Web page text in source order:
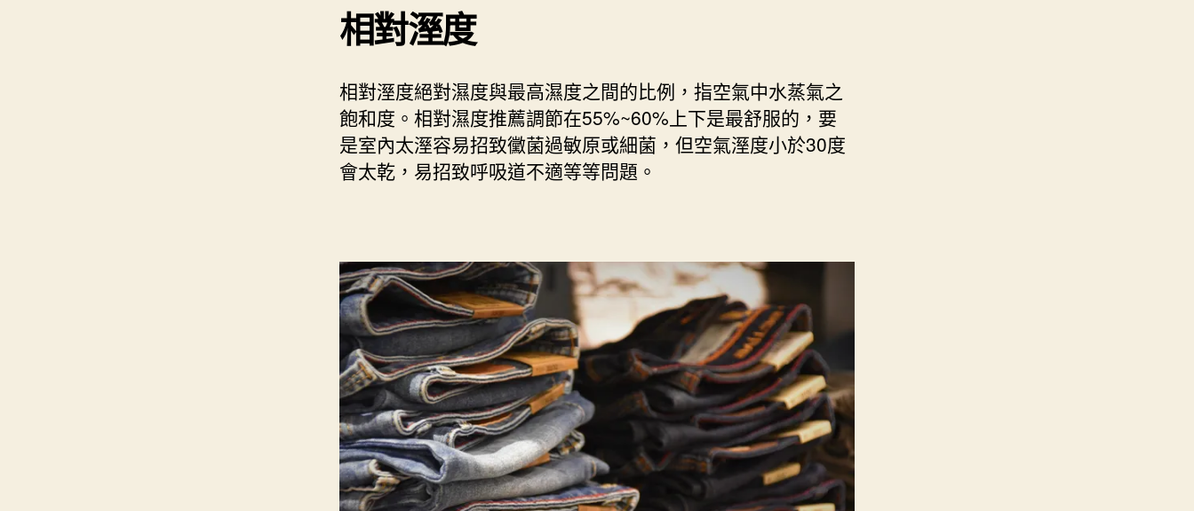
相對溼度
相對溼度絕對濕度與最高濕度之間的比例，指空氣中水蒸氣之
飽和度。相對濕度推薦調節在55%~60%上下是最舒服的，要
是室內太溼容易招致黴菌過敏原或細菌，但空氣溼度小於30度
會太乾，易招致呼吸道不適等等問題。